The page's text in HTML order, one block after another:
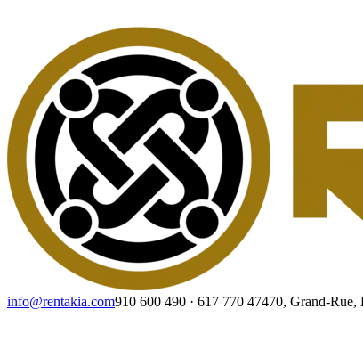
info@rentakia.com910 600 490 · 617 770 47470, Grand-